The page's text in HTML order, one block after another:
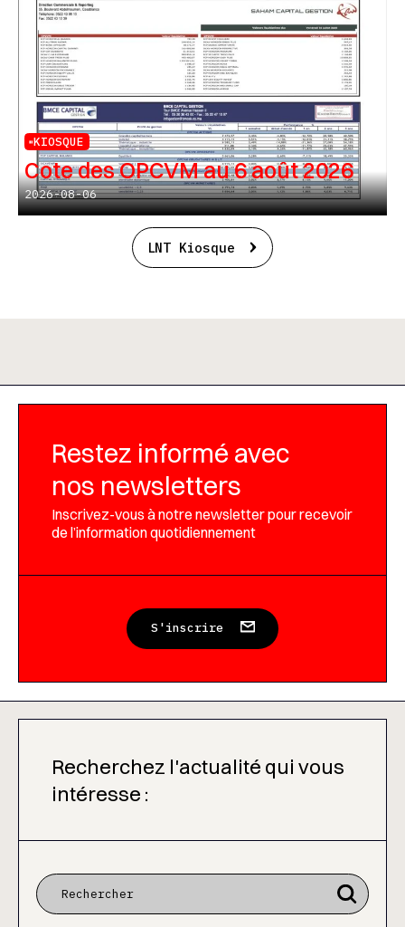
KIOSQUE
Cote des OPCVM au 6 août 2026
2026-08-06
LNT Kiosque
Restez informé avec
nos newsletters
Inscrivez-vous à notre newsletter pour recevoir
de l’information quotidiennement
S'inscrire
Recherchez l'actualité qui vous
intéresse :